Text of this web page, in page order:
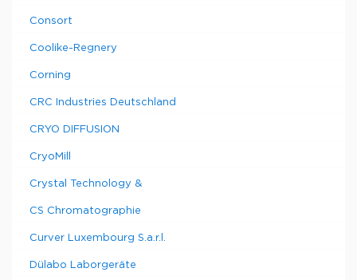
Consort
Coolike-Regnery
Corning
CRC Industries Deutschland
CRYO DIFFUSION
CryoMill
Crystal Technology &
CS Chromatographie
Curver Luxembourg S.a.r.l.
Dülabo Laborgeräte